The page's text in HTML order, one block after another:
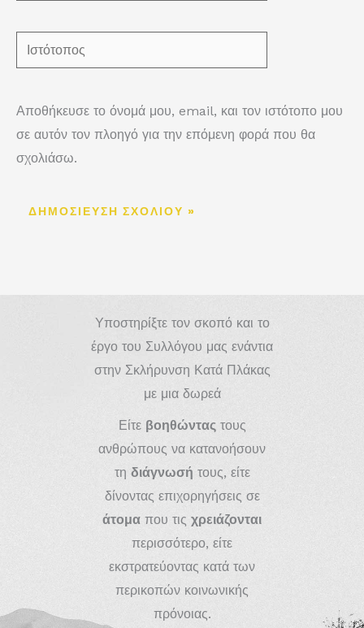
Ιστότοπος
Αποθήκευσε το όνομά μου, email, και τον ιστότοπο μου
σε αυτόν τον πλοηγό για την επόμενη φορά που θα
σχολιάσω.
Υποστηρίξτε τον σκοπό και το
έργο του Συλλόγου μας ενάντια
στην Σκλήρυνση Κατά Πλάκας
με μια δωρεά
Είτε βοηθώνταςτους
ανθρώπους να κατανοήσουν
τη διάγνωσή τους, είτε
δίνοντας επιχορηγήσεις σε
άτομα που τις χρειάζονται
περισσότερο, είτε
εκστρατεύοντας κατά των
περικοπών κοινωνικής
πρόνοιας.